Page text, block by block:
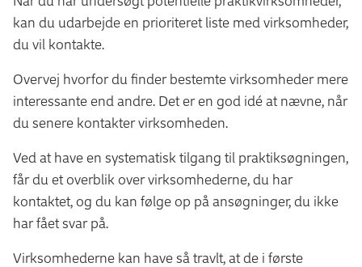
kan du udarbejde en prioriteret liste med virksomheder,
du vil kontakte.
Overvej hvorfor du finder bestemte virksomheder mere
interessante end andre. Det er en god idé at nævne, når
du senere kontakter virksomheden.
Ved at have en systematisk tilgang til praktiksøgningen,
får du et overblik over virksomhederne, du har
kontaktet, og du kan følge op på ansøgninger, du ikke
har fået svar på.
Virksomhederne kan have så travlt, at de i første